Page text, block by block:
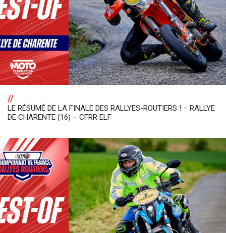
//
LE RÉSUMÉ DE LA FINALE DES RALLYES-ROUTIERS ! – RALLYE
DE CHARENTE (16) – CFRR ELF